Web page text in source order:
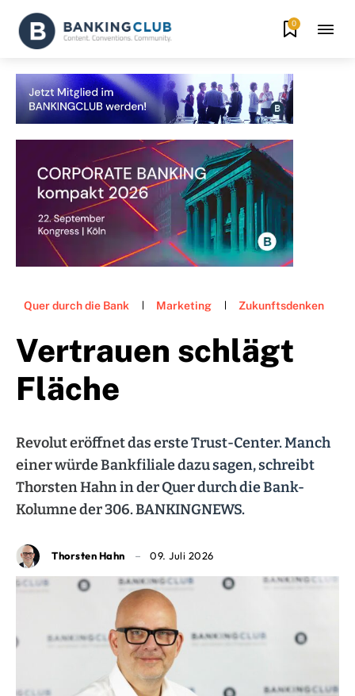
0
Quer durch die Bank Marketing Zukunftsdenken
Vertrauen schlägt
Fläche
Revolut eröffnet das erste Trust-Center. Manch
einer würde Bankfiliale dazu sagen, schreibt
Thorsten Hahn in der Quer durch die Bank-
Kolumne der 306. BANKINGNEWS.
Thorsten Hahn 09. Juli 2026